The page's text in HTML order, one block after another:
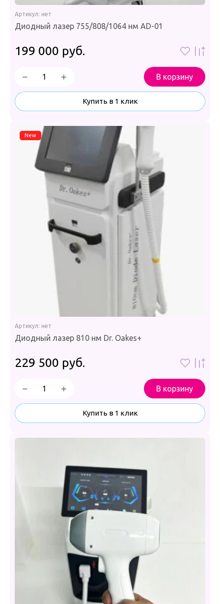
Артикул: нет
Диодный лазер 755/808/1064 нм AD-01
199 000 руб.
− + В корзину
Купить в 1 клик
New
Артикул: нет
Диодный лазер 810 нм Dr. Oakes+
229 500 руб.
− + В корзину
Купить в 1 клик